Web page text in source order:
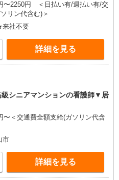
〜2250円 ＜日払い有/週払い有/交
リン代含む)＞
社不要
詳細を見る
シニアマンションの看護師▼居
〜＜交通費全額支給(ガソリン代含
市
詳細を見る